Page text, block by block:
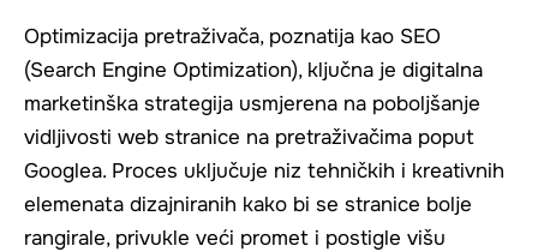
Optimizacija pretraživača, poznatija kao SEO
(Search Engine Optimization), ključna je digitalna
marketinška strategija usmjerena na poboljšanje
vidljivosti web stranice na pretraživačima poput
Googlea. Proces uključuje niz tehničkih i kreativnih
elemenata dizajniranih kako bi se stranice bolje
rangirale, privukle veći promet i postigle višu